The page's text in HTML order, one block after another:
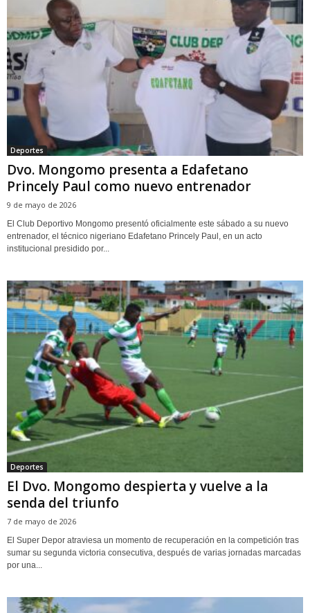
Deportes
Dvo. Mongomo presenta a Edafetano
Princely Paul como nuevo entrenador
9 de mayo de 2026
El Club Deportivo Mongomo presentó oficialmente este sábado a su nuevo
entrenador, el técnico nigeriano Edafetano Princely Paul, en un acto
institucional presidido por...
Deportes
El Dvo. Mongomo despierta y vuelve a la
senda del triunfo
7 de mayo de 2026
El Super Depor atraviesa un momento de recuperación en la competición tras
sumar su segunda victoria consecutiva, después de varias jornadas marcadas
por una...